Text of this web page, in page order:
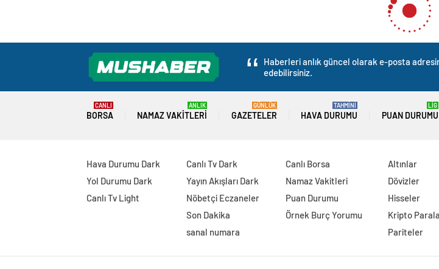
Haberleri anlık güncel olarak e-posta
edebilirsiniz.
BORSA
CANLI
NAMAZ VAKITLERI
ANLIK
GAZETELER
GÜNLÜK
HAVA DURUMU
TAHMİNİ
PUAN DURUMU
LİG
Hava Durumu Dark
Yol Durumu Dark
Canlı Tv Light
Canlı Tv Dark
Yayın Akışları Dark
Nöbetçi Eczaneler
Son Dakika
sanal numara
Canlı Borsa
Namaz Vakitleri
Puan Durumu
Örnek Burç Yorumu
Altınlar
Dövizler
Hisseler
Kripto
Pariteler